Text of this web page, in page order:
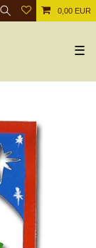
0,00 EUR
☰